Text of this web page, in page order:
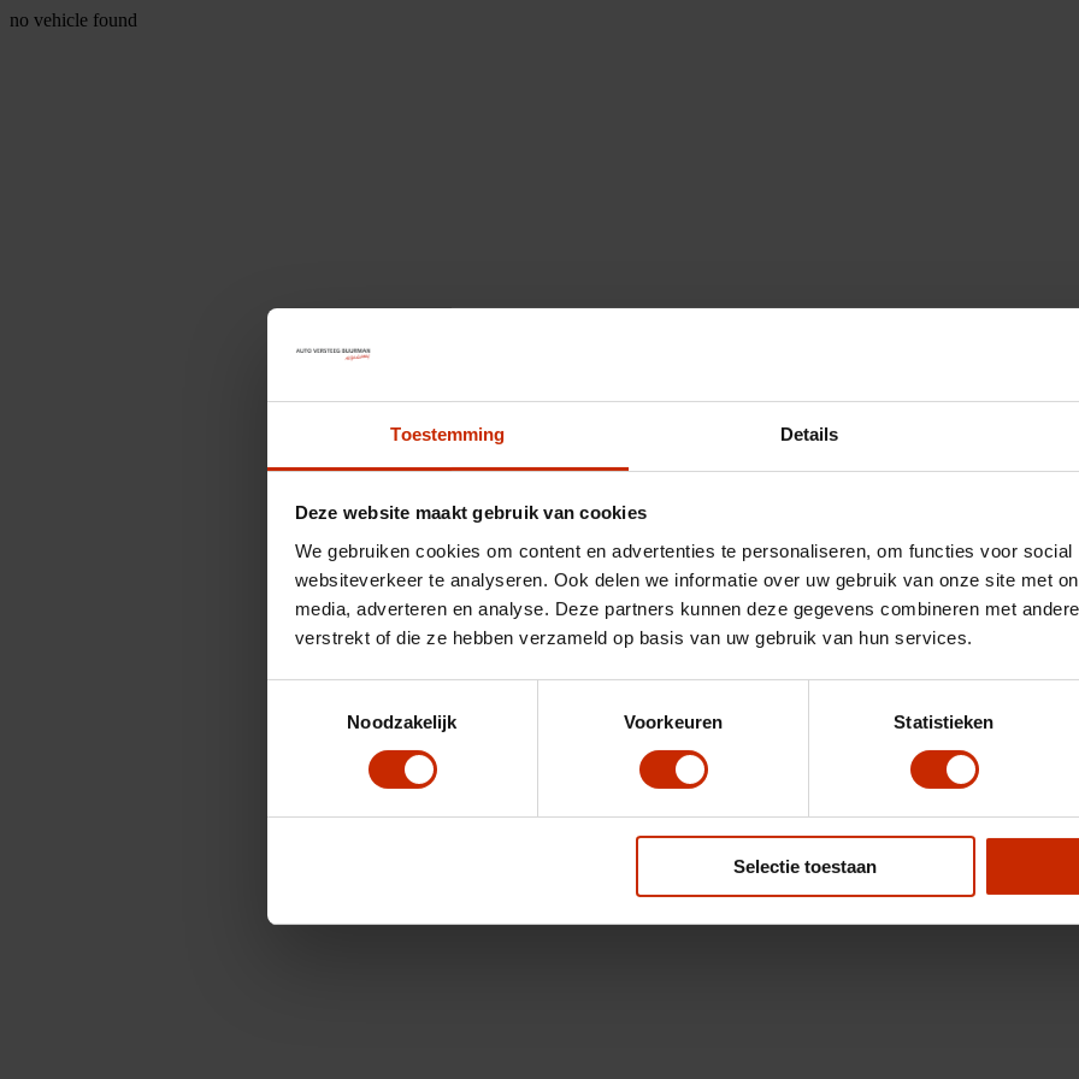
Toestemming Details
Deze website maakt gebruik van cookies
We gebruiken cookies om content en advertenties te personaliseren, om functies voor
websiteverkeer te analyseren. Ook delen we informatie over uw gebruik van onze site met
media, adverteren en analyse. Deze partners kunnen deze gegevens combineren met
verstrekt of die ze hebben verzameld op basis van uw gebruik van hun services.
Noodzakelijk
Voorkeuren Statistieken
Selectie toestaan
no vehicle found